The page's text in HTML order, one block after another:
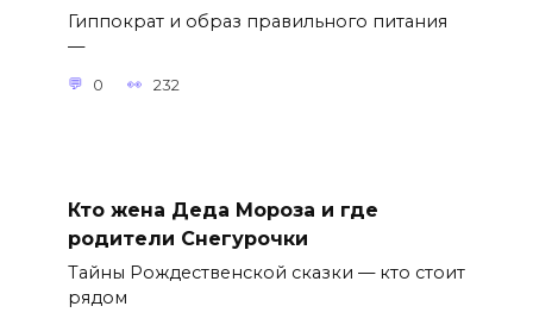
Гиппократ и образ правильного питания
—
0 232
Кто жена Деда Мороза и где
родители Снегурочки
Тайны Рождественской сказки — кто стоит
рядом